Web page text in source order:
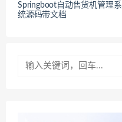
Springboot自动售货机管理系
统源码带文档